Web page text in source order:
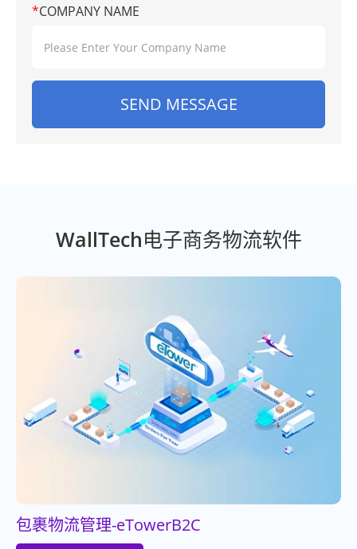
*COMPANY NAME
SEND MESSAGE
WallTech电子商务物流软件
包裹物流管理-eTowerB2C